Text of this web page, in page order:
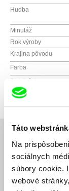
Táto
Na
sociálnych
súbory cookie.
webové
Hudba
Minutáž
Rok výroby
Krajina pôvodu
Farba
Distribúcia
Súvisiace